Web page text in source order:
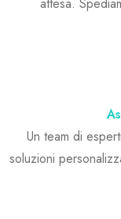
Un team di
soluzioni